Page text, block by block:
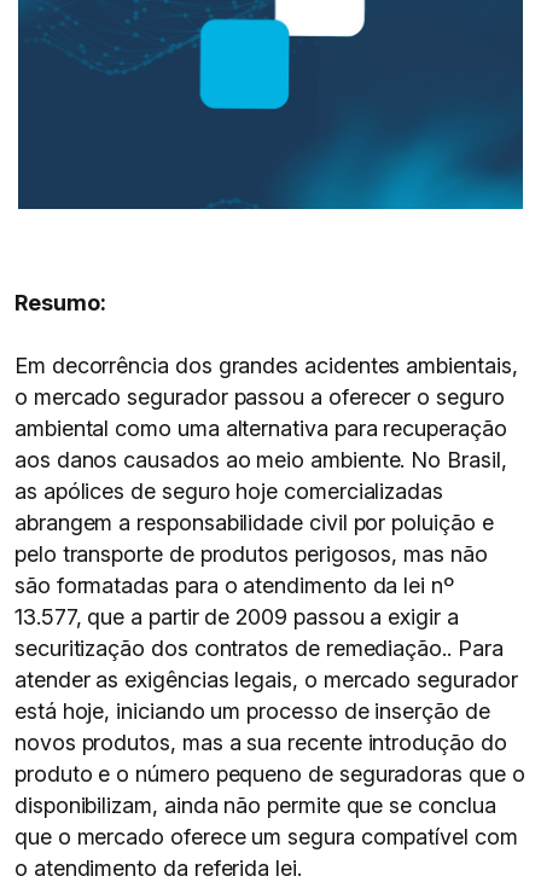
Resumo:
Em decorrência dos grandes acidentes ambientais,
o mercado segurador passou a oferecer o seguro
ambiental como uma alternativa para recuperação
aos danos causados ao meio ambiente. No Brasil,
as apólices de seguro hoje comercializadas
abrangem a responsabilidade civil por poluição e
pelo transporte de produtos perigosos, mas não
são formatadas para o atendimento da lei nº
13.577, que a partir de 2009 passou a exigir a
securitização dos contratos de remediação.. Para
atender as exigências legais, o mercado segurador
está hoje, iniciando um processo de inserção de
novos produtos, mas a sua recente introdução do
produto e o número pequeno de seguradoras que o
disponibilizam, ainda não permite que se conclua
que o mercado oferece um segura compatível com
o atendimento da referida lei.